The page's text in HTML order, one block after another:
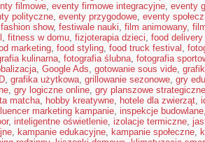
filmowe, eventy firmowe integracyjne, eventy
polityczne, eventy przygodowe, eventy
fashion show, festiwale nauki, film animowany,
, fitness w domu, fizjoterapia dzieci, food delivery
marketing, food styling, food truck festival ,
kulinarna, fotografia ślubna, fotografia
, Google Ads, gotowanie sous vide,
, grafika użytkowa, grillowanie sezonowe, gry
, gry logiczne online, gry planszowe strategiczne
matcha, hobby kreatywne, hotele dla zwierząt,
marketing kampanie, inspekcje budowlane
, inteligentne oświetlenie, izolacje termiczne,
, kampanie edukacyjne, kampanie społeczne,